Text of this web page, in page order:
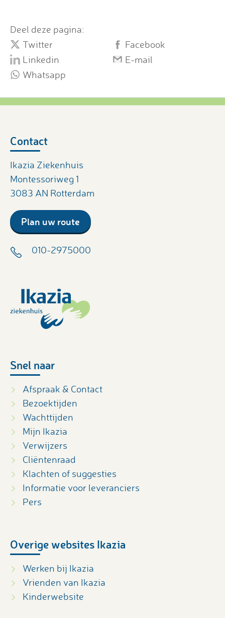
Deel deze pagina:
Twitter
Facebook
Linkedin
E-mail
Whatsapp
Contact
Ikazia Ziekenhuis
Montessoriweg 1
3083 AN Rotterdam
Plan uw route
010-2975000
Snel naar
Afspraak & Contact
Bezoektijden
Wachttijden
Mijn Ikazia
Verwijzers
Cliëntenraad
Klachten of suggesties
Informatie voor leveranciers
Pers
Overige websites Ikazia
Werken bij Ikazia
Vrienden van Ikazia
Kinderwebsite